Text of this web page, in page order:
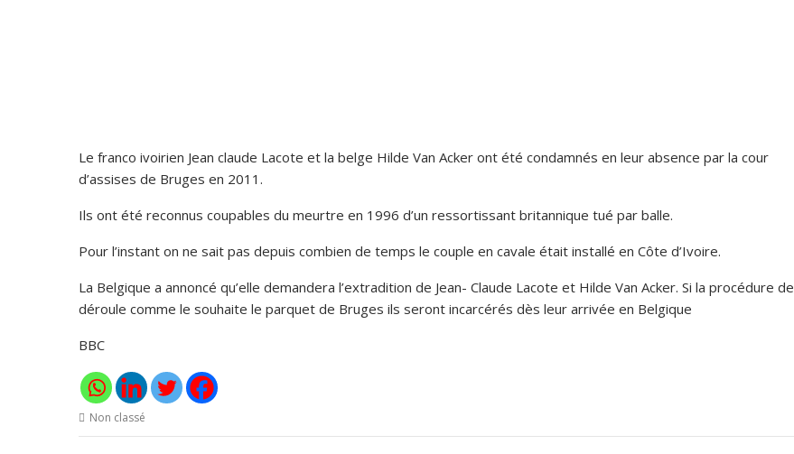
Le franco ivoirien Jean claude Lacote et la belge Hilde Van Acker ont été condamnés en leur absence par la cour
d’assises de Bruges en 2011.
Ils ont été reconnus coupables du meurtre en 1996 d’un ressortissant britannique tué par balle.
Pour l’instant on ne sait pas depuis combien de temps le couple en cavale était installé en Côte d’Ivoire.
La Belgique a annoncé qu’elle demandera l’extradition de Jean- Claude Lacote et Hilde Van Acker. Si la procédure de
déroule comme le souhaite le parquet de Bruges ils seront incarcérés dès leur arrivée en Belgique
BBC
Non classé